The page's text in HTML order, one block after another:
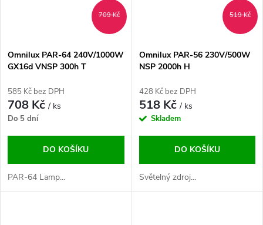
709 Kč
Omnilux PAR-64 240V/1000W
GX16d VNSP 300h T
585 Kč bez DPH
708 Kč/ ks
Do 5 dní
DO KOŠÍKU
PAR-64 Lamp...
519 Kč
Omnilux PAR-56 230V/500W
NSP 2000h H
428 Kč bez DPH
518 Kč/ ks
Skladem
DO KOŠÍKU
Světelný zdroj...